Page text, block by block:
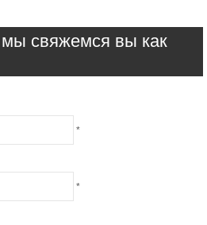
свяжемся вы как
*
*